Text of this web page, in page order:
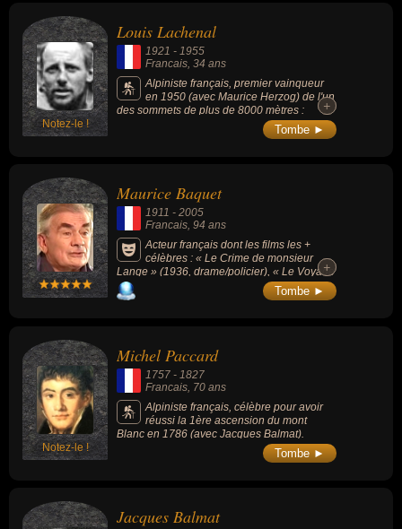
travers des films documentaires comme
"O'Parizad".
Notez-le !
Louis Lachenal
1921 - 1955
Francais , 34 ans
Alpiniste français, premier vainqueur
en 1950 (avec Maurice Herzog) de l'un
des sommets de plus de 8000 mètres :
+
+
Tombe ►
Maurice Baquet
1911 - 2005
Francais, 94 ans
Acteur français dont les films les +
célèbres : « Le Crime de monsieur
Lange » (1936, drame/policier), « Le Voyage
en ballon » (1960, aventure/famille), « Bibi
fricotin » (1951, comédie). Il reçoit un Molière
la première ascension de la face sud-est de
l'aiguille du Midi à Chamonix en 1936.
+
+
Tombe ►
Notez-le !
Michel Paccard
1757 - 1827
Francais , 70 ans
Alpiniste français, célèbre pour avoir
réussi la 1ère ascension du mont
Blanc en 1786 (avec Jacques Balmat).
Tombe ►
Jacques Balmat